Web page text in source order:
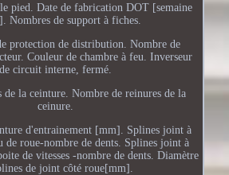
pied. Date de fabrication DOT [semaine
Nombres de support à fiches.
protection de distribution. Nombre de
Couleur de chambre à feu. Inverseur
de circuit interne, fermé.
de la ceinture. Nombre de reinures de la
ceinure.
d'entrainement [mm]. Splines joint à
de roue-nombre de dents. Splines joint à
de vitesses -nombre de dents. Diamètre
de joint côté roue[mm].